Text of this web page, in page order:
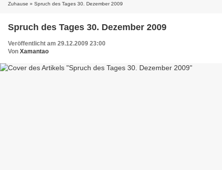
Zuhause » Spruch des Tages 30. Dezember 2009
Spruch des Tages 30. Dezember 2009
Veröffentlicht am 29.12.2009 23:00
Von Xamantao